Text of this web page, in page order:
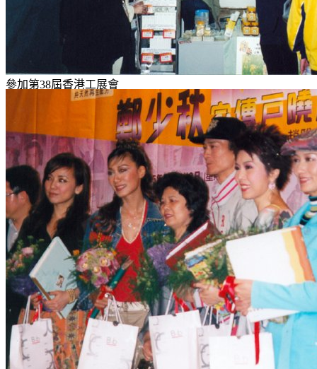
參加第38屆香港工展會